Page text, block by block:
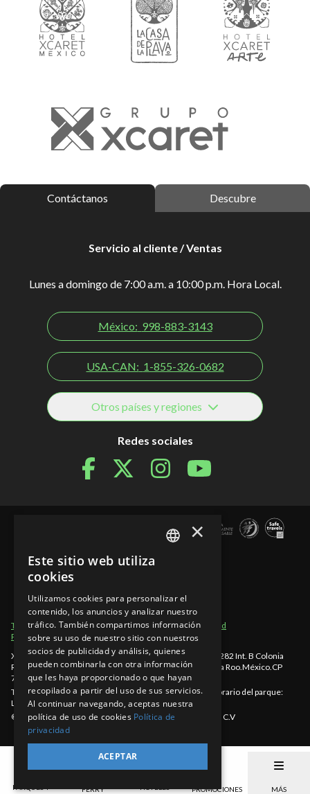
Contáctanos Descubre
Servicio al cliente / Ventas
Lunes a domingo de 7:00 a.m. a 10:00 p.m. Hora Local.
México: 998-883-3143
USA-CAN: 1-855-326-0682
Otros países y regiones
Redes sociales
Términos de Uso Secciones del Sitio Aviso de Privacidad
Políticas de cancelación
Xcaret - México, Carretera Chetumal - Puerto Juárez km 282 Int. B Colonia
Rancho Xcaret,Playa del Carmen,998-883-3143,Quintana Roo México CP
77580.
Teléfono Cancún: 998-883-3143www.xcaret.com/es/
Horario del parque:
Lunes a Domingo de 8:30 a.m. a 10:30 p.m. (EST)
©Copyright 2026 Experiencias Xcaret Parques, S.A.P.I. de C.V
PARQUES Y
FERRY PROMOCIONES MÁS
PT
×
Este sitio web utiliza
cookies
Utilizamos cookies para personalizar el
contenido, los anuncios y analizar nuestro
tráfico. También compartimos información
sobre su uso de nuestro sitio con nuestros
socios de publicidad y análisis, quienes
pueden combinarla con otra información
que les haya proporcionado o que hayan
recopilado a partir del uso de sus servicios.
Al continuar navegando, aceptas nuestra
política de uso de cookies Política de
privacidad
ACEPTAR